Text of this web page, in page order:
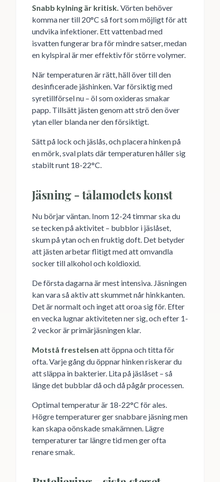
Snabb kylning är kritisk. Vörten behöver
komma ner till 20°C så fort som möjligt för att
undvika infektioner. Ett vattenbad med
isvatten fungerar bra för mindre satser, medan
en kylspiral är mer effektiv för större volymer.
När temperaturen är rätt, häll över till den
desinficerade jäshinken. Var försiktig med
syretillförsel nu – öl som oxideras smakar
papp. Tillsätt jästen genom att strö den över
ytan eller blanda ner den försiktigt.
Sätt på lock och jäslås, och placera hinken på
en mörk, sval plats där temperaturen håller sig
stabilt runt 18-22°C.
Jäsning - tålamodets konst
Nu börjar väntan. Inom 12-24 timmar ska du
se tecken på aktivitet – bubblor i jäslåset,
skum på ytan och en fruktig doft. Det betyder
att jästen arbetar flitigt med att omvandla
socker till alkohol och koldioxid.
De första dagarna är mest intensiva. Jäsningen
kan vara så aktiv att skummet når hinkkanten.
Det är normalt och inget att oroa sig för. Efter
en vecka lugnar aktiviteten ner sig, och efter 1-
2 veckor är primärjäsningen klar.
Motstå frestelsen att öppna och titta för
ofta. Varje gång du öppnar hinken riskerar du
att släppa in bakterier. Lita på jäslåset – så
länge det bubblar då och då pågår processen.
Optimal temperatur är 18-22°C för ales.
Högre temperaturer ger snabbare jäsning men
kan skapa oönskade smakämnen. Lägre
temperaturer tar längre tid men ger ofta
renare smak.